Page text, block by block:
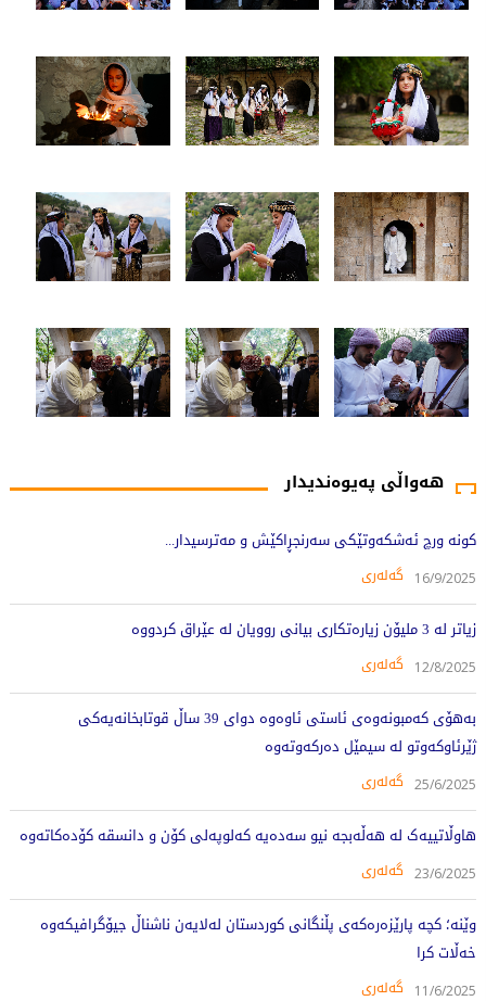
هەواڵی پەیوەندیدار
کونە ورچ ئەشکەوتێکی سەرنجڕاکێش و مەترسیدار...
16/9/2025 گەلەری
زیاتر لە 3 ملیۆن زیارەتکاری بیانی روویان لە عێراق کردووە
12/8/2025 گەلەری
بەهۆى کەمبونەوەى ئاستى ئاوەوە دواى 39 ساڵ قوتابخانەیەکى
ژێرئاوکەوتو لە سیمێل دەرکەوتەوە
25/6/2025 گەلەری
هاوڵاتییەک لە هەڵەبجە نیو سەدەیە کەلوپەلی کۆن و دانسقە کۆدەکاتەوە
23/6/2025 گەلەری
وێنە؛ کچە پارێزەرەکەى پڵنگانى کوردستان لەلایەن ناشناڵ جیۆگرافیکەوە
خەڵات کرا
11/6/2025 گەلەری